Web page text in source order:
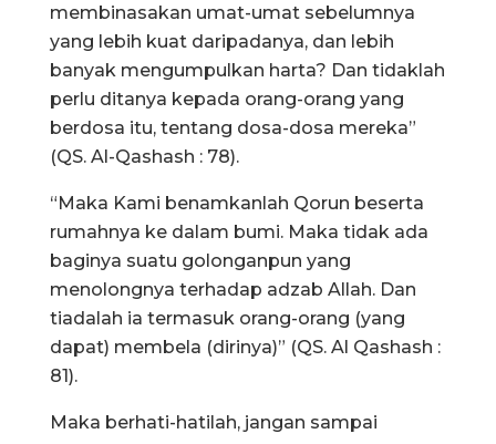
membinasakan umat-umat sebelumnya
yang lebih kuat daripadanya, dan lebih
banyak mengumpulkan harta? Dan tidaklah
perlu ditanya kepada orang-orang yang
berdosa itu, tentang dosa-dosa mereka”
(QS. Al-Qashash : 78).
“Maka Kami benamkanlah Qorun beserta
rumahnya ke dalam bumi. Maka tidak ada
baginya suatu golonganpun yang
menolongnya terhadap adzab Allah. Dan
tiadalah ia termasuk orang-orang (yang
dapat) membela (dirinya)” (QS. Al Qashash :
81).
Maka berhati-hatilah, jangan sampai